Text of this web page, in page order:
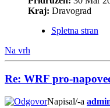
Kraj: Dravograd
Spletna stran
Na vrh
Re: WRF pro-
Napisal/-a